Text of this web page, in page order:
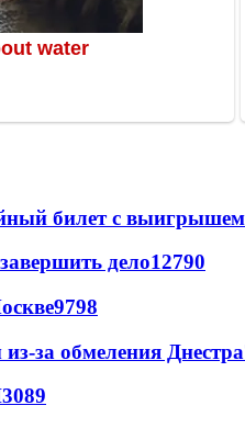
билет с выигрышем
дело12790
9798
за обмеления Днестра
3089